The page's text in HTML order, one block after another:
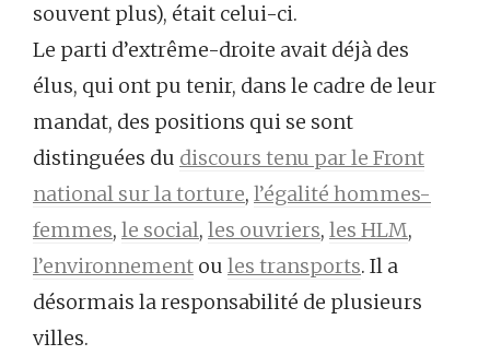
souvent plus), était celui-ci.
Le parti d’extrême-droite avait déjà des
élus, qui ont pu tenir, dans le cadre de leur
mandat, des positions qui se sont
distinguées du discours tenu par le Front
national sur la torture, l’égalité hommes-
femmes, le social, les ouvriers, les HLM,
l’environnement ou les transports. Il a
désormais la responsabilité de plusieurs
villes.